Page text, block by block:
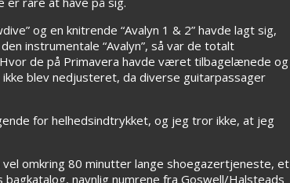
og en knitrende “Avalyn 1 & 2” havde lagt sig,
instrumentale “Avalyn”, så var de totalt
de på Primavera havde været tilbagelænede og
blev nedjusteret, da diverse guitarpassager
for helhedsindtrykket, og jeg tror ikke, at jeg
omkring 80 minutter lange shoegazertjeneste, et
navnlig numrene fra Goswell/Halsteads